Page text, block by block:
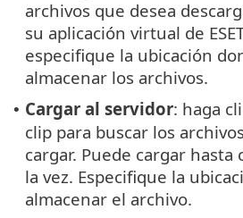
archivos que desea
su aplicación virtual de
especifique la ubicación
almacenar los archivos.
• Cargar al servidor: haga
clip para buscar los
cargar. Puede cargar hasta
la vez. Especifique la
almacenar el archivo.